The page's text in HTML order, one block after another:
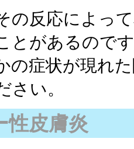
の反応によっ
とがあるので
の症状が現れ
さい。
性皮膚炎